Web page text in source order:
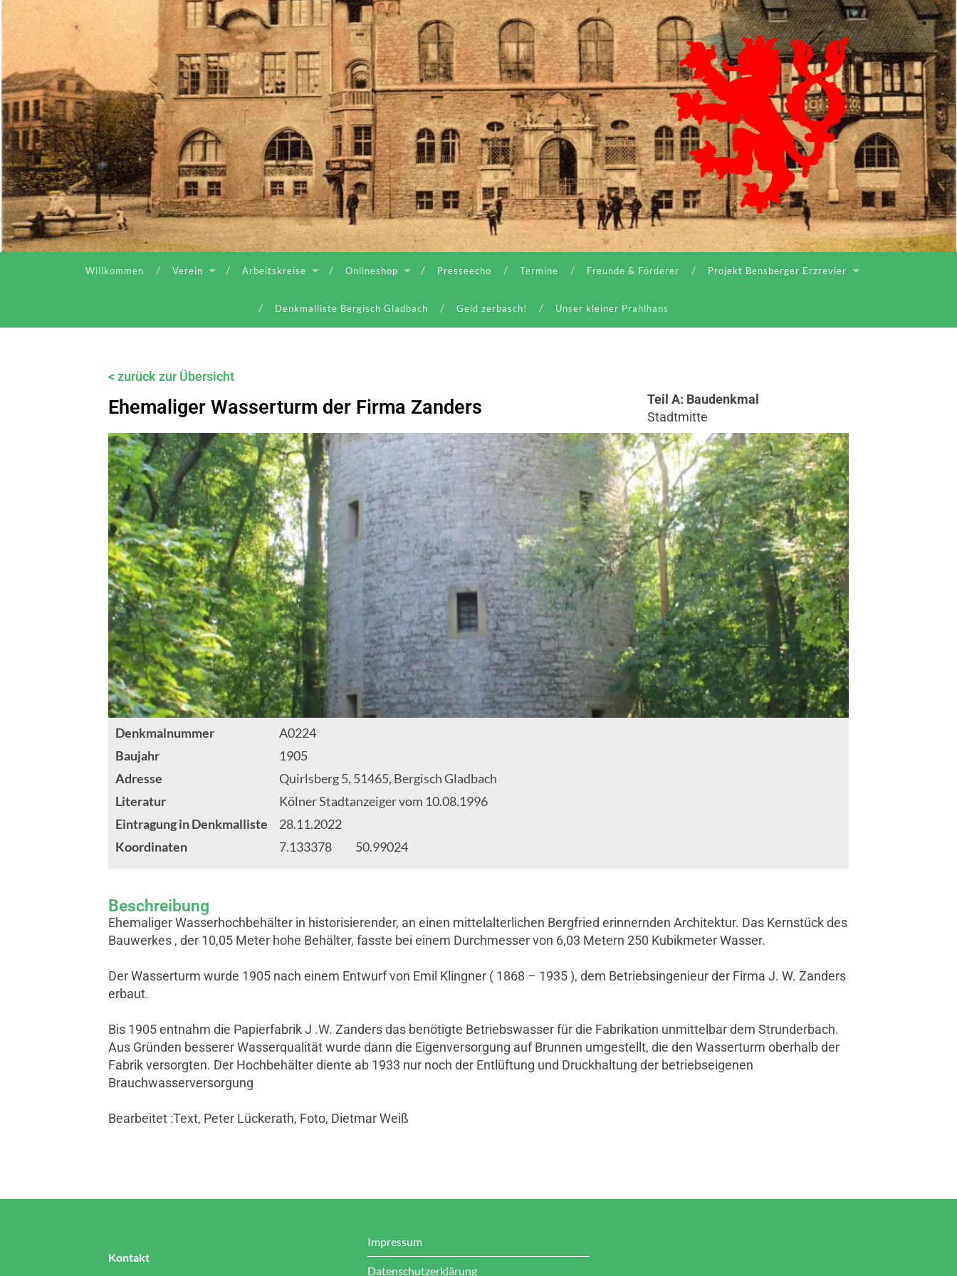
Willkommen Verein Arbeitskreise Onlineshop Presseecho Termine Freunde & Förderer Projekt Bensberger Erzrevier
Denkmalliste Bergisch Gladbach Geld zerbasch! Unser kleiner Prahlhans
< zurück zur Übersicht
Ehemaliger Wasserturm der Firma Zanders
Teil A: Baudenkmal
Stadtmitte
Denkmalnummer
A0224
Baujahr
1905
Adresse
Quirlsberg 5, 51465, Bergisch Gladbach
Literatur
Kölner Stadtanzeiger vom 10.08.1996
Eintragung in Denkmalliste
28.11.2022
Koordinaten
7.133378 50.99024
Beschreibung
Ehemaliger Wasserhochbehälter in historisierender, an einen mittelalterlichen Bergfried erinnernden Architektur. Das Kernstück des
Bauwerkes , der 10,05 Meter hohe Behälter, fasste bei einem Durchmesser von 6,03 Metern 250 Kubikmeter Wasser.
Der Wasserturm wurde 1905 nach einem Entwurf von Emil Klingner ( 1868 – 1935 ), dem Betriebsingenieur der Firma J. W. Zanders
erbaut.
Bis 1905 entnahm die Papierfabrik J .W. Zanders das benötigte Betriebswasser für die Fabrikation unmittelbar dem Strunderbach.
Aus Gründen besserer Wasserqualität wurde dann die Eigenversorgung auf Brunnen umgestellt, die den Wasserturm oberhalb der
Fabrik versorgten. Der Hochbehälter diente ab 1933 nur noch der Entlüftung und Druckhaltung der betriebseigenen
Brauchwasserversorgung
Bearbeitet :Text, Peter Lückerath, Foto, Dietmar Weiß
Kontakt
Impressum
Datenschutzerklärung